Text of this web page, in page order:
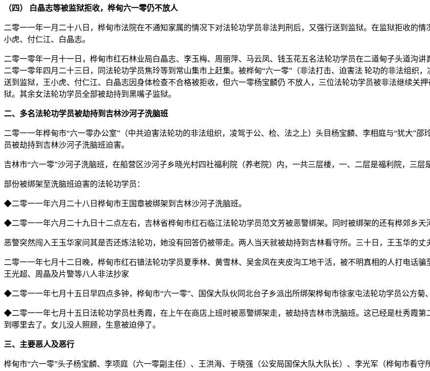
（四） 白晶志等被监狱拒收，桦甸六一零仍不放人
二零一一年一月二十八日，桦甸市法院在不通知家属的情况下对法轮功学员非法判刑后，又强行送到监狱。在监狱拒收的
小虎、付仁江、白晶志。
二零一零年一月十一日，桦甸市红石林业局白晶志、李玉梅、周丽萍、马云凤、钱玉花五名法轮功学员在二道甸子头道沟
二零一零年四月二十三日，同法轮功学员焦玲等到常山集市上赶集。被桦甸“六一零”（非法打击、迫害法 轮功的非法组织
送到监狱，王小虎、付仁江、白晶志因身体检查不合格被拒收，但六一零杨宝麟仍 不放人，三位法轮功学员被非法继续关
狱。其余女法轮功学员全部被劫持到黑嘴子监狱。
二、多名法轮功学员被劫持到吉林沙河子洗脑班
二零一一年桦甸市“六一零办公室”（中共迫害法轮功的非法组织，凌驾于公、检、法之上）头目杨宝麟、李相庭与“犹大”
员被劫持到吉林沙河子洗脑班迫害。
吉林市“六一零”沙河子洗脑班，在船营区沙河子乡晓光村四社福利院（养老院）内，一共三层楼，一、二层是福利院，三层
部份被绑架至洗脑班迫害的法轮功学员：
◆二零一一年六月二十八日桦甸市王国章被绑架到吉林沙河子洗脑班。
◆二零一一年六月二十九日十二点左右，吉林省桦甸市红石临江法轮功学员范文芳被恶警绑架。同时被绑架的还有桦郊乡天
恶警突然闯入王玉华家问其是否还炼法轮功，她没有回答仍被带走。两人当天就被劫持到吉林看守所。三十日，王玉华的丈
二零一一年七月十二日晚，桦甸市红石镇法轮功学员夏季林、黄雪林、吴金凤在夹皮沟工地干活，被不明真相的人打电话
王光超、周晶及片警等八人非法抄家
◆二零一一年七月十五日早四点多钟，桦甸市“六一零”、国保大队伙同北台子乡派出所绑架桦甸市徐家屯法轮功学员公方菊
◆二零一一年七月十五日法轮功学员杜秀霞，在上午在商店上班时被恶警绑架走，被劫持吉林市洗脑班。这已经是杜秀霞
到哪里去了。女儿没人照顾，生意被迫停了。
三、主要恶人及恶行
桦甸市“六一零”头子杨宝麟、李项庭（六一零副主任）、王洪海、于晓强（公安局国保大队大队长）、李光军（桦甸市看守